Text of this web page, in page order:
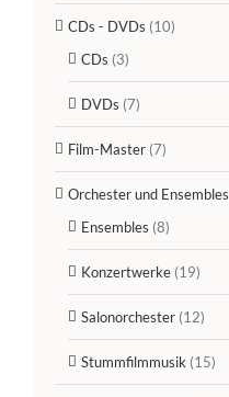
CDs - DVDs (10)
CDs (3)
DVDs (7)
Film-Master (7)
Orchester und Ensembles
Ensembles (8)
Konzertwerke (19)
Salonorchester (12)
Stummfilmmusik (15)